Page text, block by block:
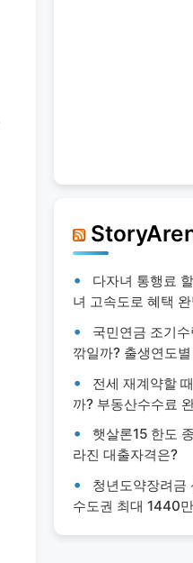
다자녀 통행료
녀 고속도로 혜택
국민연금 조기
깎일까? 출생연도
전세 재계약할
까? 부동산수수료
햇살론15 한도
라진 대출자격은?
청년도약장려금
수도권 최대 1440